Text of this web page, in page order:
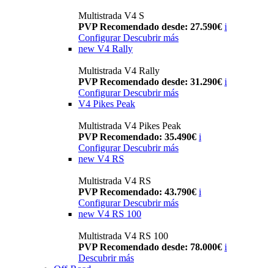
Multistrada V4 S
PVP Recomendado desde: 27.590€ i
Configurar Descubrir más
new V4 Rally
Multistrada V4 Rally
PVP Recomendado desde: 31.290€ i
Configurar Descubrir más
V4 Pikes Peak
Multistrada V4 Pikes Peak
PVP Recomendado: 35.490€ i
Configurar Descubrir más
new V4 RS
Multistrada V4 RS
PVP Recomendado: 43.790€ i
ConfigurarDescubrir más
new V4 RS 100
Multistrada V4 RS 100
PVP Recomendado desde: 78.000€ i
Descubrir más